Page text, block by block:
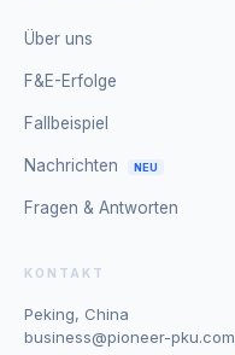
Über uns
F&E-Erfolge
Fallbeispiel
Nachrichten NEU
Fragen & Antworten
KONTAKT
Peking, China
business@pioneer-pku.com